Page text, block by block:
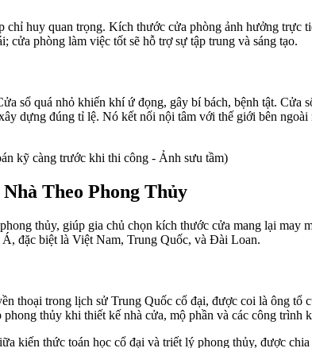
huy quan trọng. Kích thước cửa phòng ảnh hưởng
cửa phòng làm việc tốt sẽ hỗ trợ sự tập trung và sáng tạo.
sổ quá nhỏ khiến khí ứ đọng, gây bí bách, bệnh tật. Cửa
dựng đúng tỉ lệ. Nó kết nối nội tâm với thế giới bên
kỹ càng trước khi thi công - Ảnh sưu tầm)
Theo Phong Thủy
thủy, giúp gia chủ chọn kích thước cửa mang lại may
đặc biệt là Việt Nam, Trung Quốc, và Đài Loan.
thoại trong lịch sử Trung Quốc cổ đại, được coi là ông tổ
thủy khi thiết kế nhà cửa, mộ phần và các công trình
kiến thức toán học cổ đại và triết lý phong thủy, được